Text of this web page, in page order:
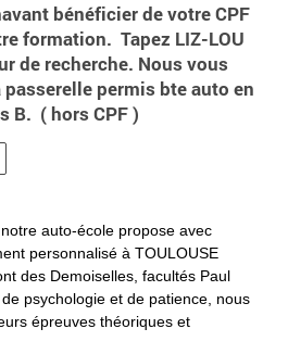
bénéficier de votre CPF
formation. Tapez LIZ-LOU
de recherche. Nous vous
permis bte auto en
B. ( hors CPF )
auto-école propose avec
personnalisé à TOULOUSE
des Demoiselles, facultés Paul
psychologie et de patience, nous
épreuves théoriques et